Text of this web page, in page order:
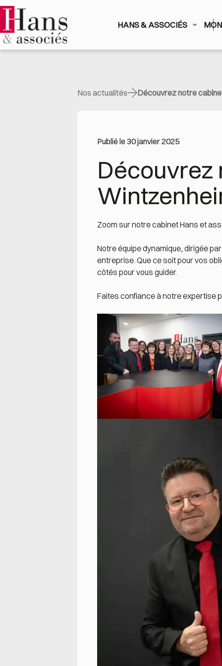
contenu
HANS & ASSOCIÉS
Nos actualités Découvrez notre
Publié le 30 janvier 2025
Découvrez
Zoom sur notre cabinet Hans et
Notre équipe dynamique, dirigée
entreprise. Que ce soit pour vos
côtés pour vous guider.
Faites confiance à notre expertise